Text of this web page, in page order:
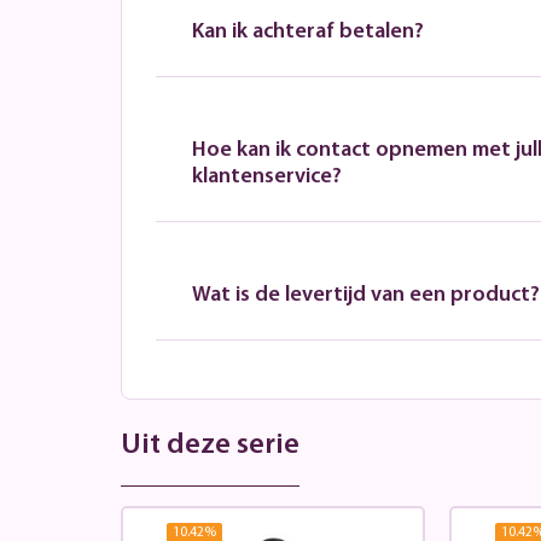
Kan ik achteraf betalen?
Hoe kan ik contact opnemen met
klantenservice?
Wat is de levertijd van een product?
Uit deze serie
10.42% 10.42